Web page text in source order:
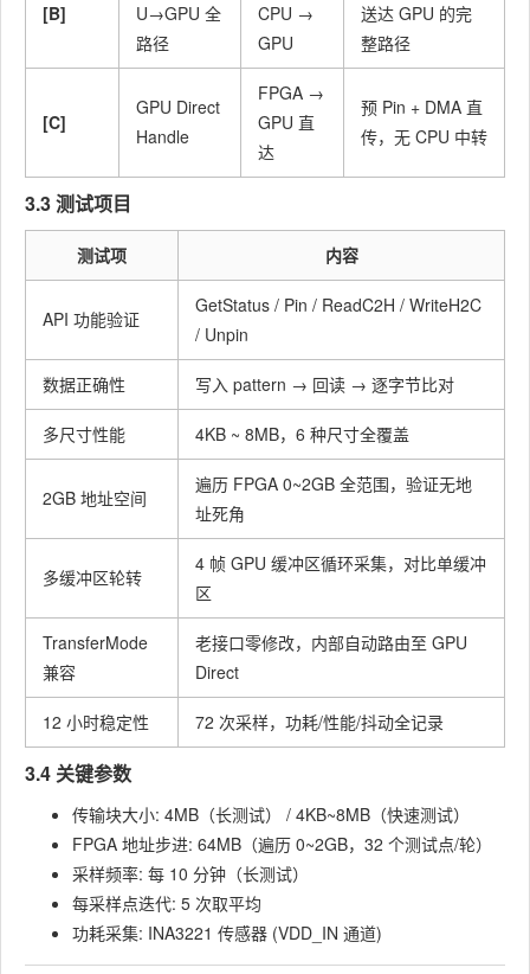
[B]
U→GPU 全
路径
CPU →
GPU
送达 GPU 的完
整路径
[C]
GPU Direct
Handle
FPGA →
GPU 直
达
预 Pin + DMA 直
传，无 CPU 中转
3.3 测试项目
测试项 内容
API 功能验证
GetStatus / Pin / ReadC2H / WriteH2C
/ Unpin
数据正确性 写入 pattern → 回读 → 逐字节比对
多尺寸性能 4KB ~ 8MB，6 种尺寸全覆盖
2GB 地址空间
遍历 FPGA 0~2GB 全范围，验证无地
址死角
多缓冲区轮转
4 帧 GPU 缓冲区循环采集，对比单缓冲
区
TransferMode
兼容
老接口零修改，内部自动路由至 GPU
Direct
12 小时稳定性 72 次采样，功耗/性能/抖动全记录
3.4 关键参数
传输块大小: 4MB（长测试） / 4KB~8MB（快速测试）
FPGA 地址步进: 64MB（遍历 0~2GB，32 个测试点/轮）
采样频率: 每 10 分钟（长测试）
每采样点迭代: 5 次取平均
功耗采集: INA3221 传感器 (VDD_IN 通道)